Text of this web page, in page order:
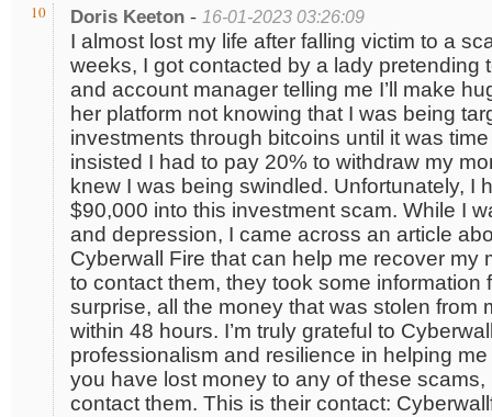
10 Doris Keeton- 16-01-2023 03:26:09
I almost lost my life after falling victim to a
weeks, I got contacted by a lady pretending
and account manager telling me I’ll make
her platform not knowing that I was being
investments through bitcoins until it was
insisted I had to pay 20% to withdraw my
knew I was being swindled. Unfortunately, I
$90,000 into this investment scam. While I
and depression, I came across an article
Cyberwall Fire that can help me recover my
to contact them, they took some information
surprise, all the money that was stolen from
within 48 hours. I’m truly grateful to
professionalism and resilience in helping
you have lost money to any of these scams,
contact them. This is their contact: